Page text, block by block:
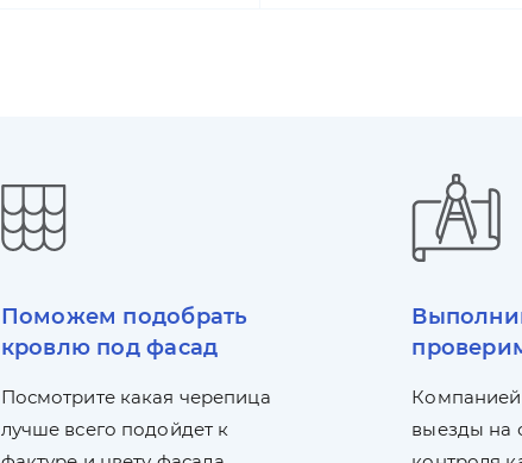
Поможем подобрать
кровлю под фасад
Посмотрите какая черепица
лучше всего подойдет к
Компанией
выезды на